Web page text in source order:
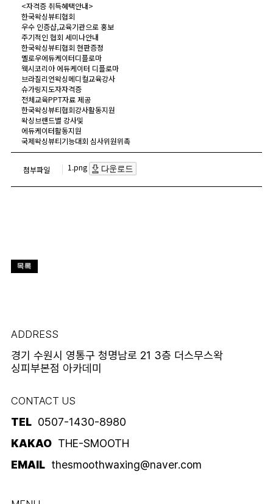
<자격증 취득혜택안내>
한국왁싱뷰티협회
우수 인증샵,교육기관으로 홍보
주기적인 협회 세미나안내
한국왁싱뷰티협회 현판증정
멜로우에듀케이터디플로마
웩시코리아 에듀케이터 디플로마
브라질리언왁싱메디컬교육강사
슈가링지도자자격증
전체교육PPT자료 제공
한국왁싱뷰티협회강사활동지원
왁싱브랜드별 강사및
에듀케이터활동지원
국제왁싱뷰티기능대회 심사위원위촉
첨부파일 1.png
ADDRESS
경기 수원시 영통구 청명남로 21 3층 더스무스왁
싱피부본점 아카데미
CONTACT US
TEL 0507-1430-8980
KAKAO THE-SMOOTH
EMAIL thesmoothwaxing@naver.com